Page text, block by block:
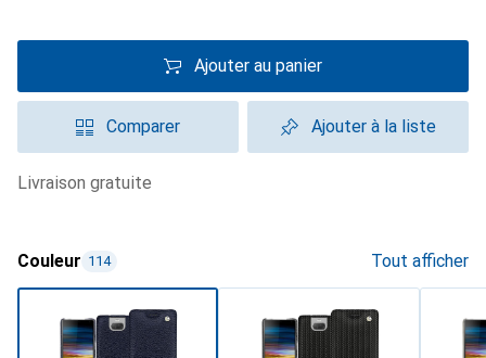
Ajouter au panier
Comparer Ajouter à la liste
livraison gratuite
Couleur 114 Tout afficher